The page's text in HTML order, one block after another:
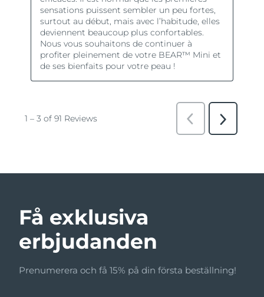
Få exklusiva
erbjudanden
Prenumerera och få 15% på din första beställning!